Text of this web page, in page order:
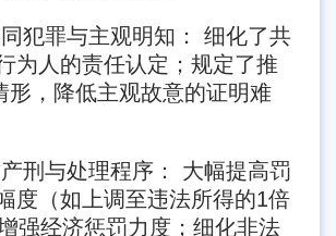
犯罪与主观明知： 细化了共
为人的责任认定；规定了推
形，降低主观故意的证明难
刑与处理程序： 大幅提高罚
度（如上调至违法所得的1倍
强经济惩罚力度；细化非法